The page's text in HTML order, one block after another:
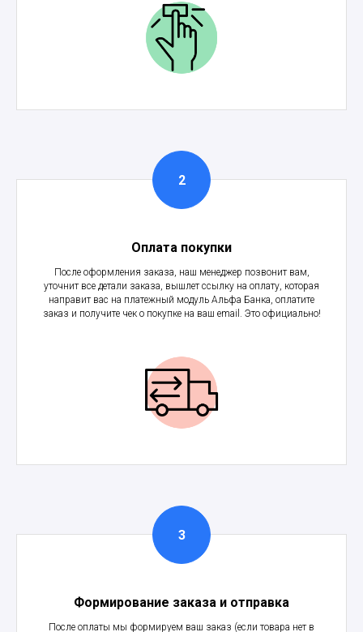
Оплата покупки
После оформления заказа, наш менеджер позвонит вам,
уточнит все детали заказа, вышлет ссылку на оплату, которая
направит вас на платежный модуль Альфа Банка, оплатите
заказ и получите чек о покупке на ваш email. Это официально!
Формирование заказа и отправка
После оплаты мы формируем ваш заказ (если товара нет в